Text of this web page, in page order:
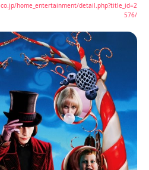
home_entertainment/detail.php?title_id=2
576/